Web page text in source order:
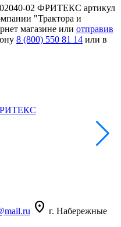
02 ФРИТЕКС артикул
"Трактора и
магазине или отправив
8 (800) 550 81 14 или в
location_on г. Набережные